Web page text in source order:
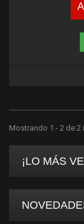
Mostrando 1 - 2 de 2
¡LO MÁS